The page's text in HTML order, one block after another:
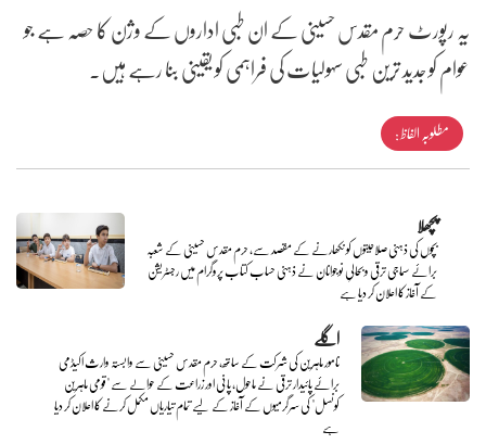
یہ رپورٹ حرم مقدس حسینی کے ان طبی اداروں کے وژن کا حصہ ہے جو
عوام کو جدید ترین طبی سہولیات کی فراہمی کو یقینی بنا رہے ہیں۔
مطلوبہ الفاظ :
پچھلا
بچوں کی ذہنی صلاحیتوں کو نکھارنے کے مقصد سے، حرم مقدس حسینی کے شعبہ
برائے سماجی ترقی و بحالیِ نوجوانان نے ذہنی حساب کتاب پروگرام میں رجسٹریشن
کے آغاز کا اعلان کر دیا ہے
اگلے
نامور ماہرین کی شرکت کے ساتھ، حرم مقدس حسینی سے وابستہ وارث اکیڈمی
برائے پائیدار ترقی نے ماحول، پانی اور زراعت کے حوالے سے "قومی ماہرین
کونسل" کی سرگرمیوں کے آغاز کے لیے تمام تیاریاں مکمل کرنے کا اعلان کر دیا
ہے